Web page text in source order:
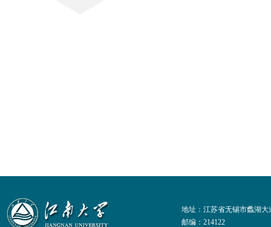
地址：江苏省无锡市蠡湖大
邮编：214122